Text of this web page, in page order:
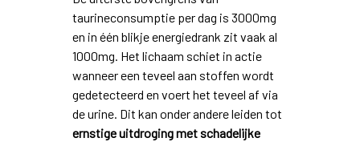
taurineconsumptie per dag is 3000mg
en in één blikje energiedrank zit vaak al
1000mg. Het lichaam schiet in actie
wanneer een teveel aan stoffen wordt
gedetecteerd en voert het teveel af via
de urine. Dit kan onder andere leiden tot
ernstige uitdroging met schadelijke